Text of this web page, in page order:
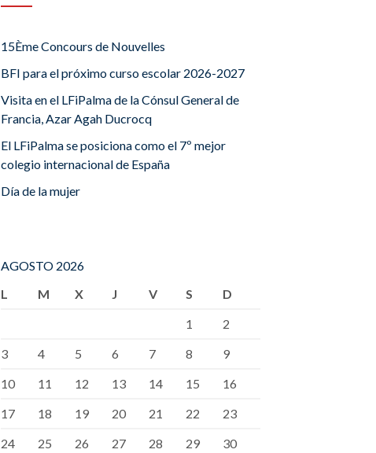
15Ème Concours de Nouvelles
BFI para el próximo curso escolar 2026-2027
Visita en el LFiPalma de la Cónsul General de
Francia, Azar Agah Ducrocq
El LFiPalma se posiciona como el 7º mejor
colegio internacional de España
Día de la mujer
AGOSTO 2026
L
M X J V S
D
1
2
3
4 5 6 7 8
9
10
11 12 13 14 15
16
17
18 19 20 21 22
23
24
25 26 27 28 29
30